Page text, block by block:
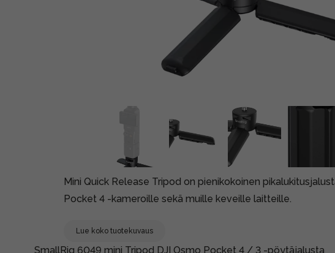
Mini Quick Release Tripod on pienikokoinen
Pocket 4 -kameroille sekä muille keveille laitteille.
Lue koko tuotekuvaus
SmallRig 6049 mini Tripod DJI Osmo Pocket 4 / 3 -pöytäjalusta